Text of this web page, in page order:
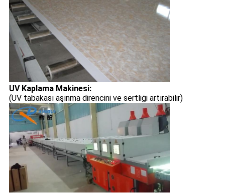
UV Kaplama Makinesi:
(UV tabakası aşınma direncini ve sertliği artırabilir)